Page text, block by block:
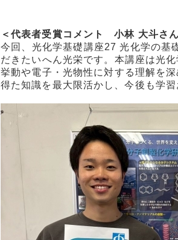
＜代表者受賞コメント 小林 大斗さ
今回、光化学基礎講座27光化学の基
だきたいへん光栄です。本講座は光
挙動や電子・光物性に対する理解を
得た知識を最大限活かし、今後も学